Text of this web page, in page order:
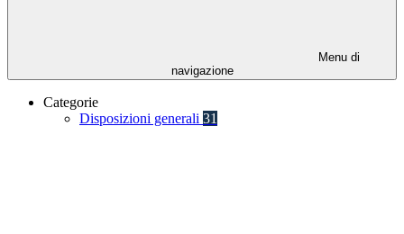
Menu di
navigazione
Categorie
Disposizioni generali 31